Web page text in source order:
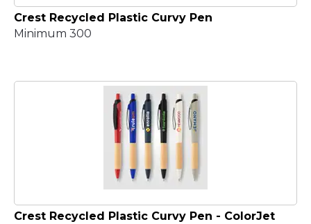
Crest Recycled Plastic Curvy Pen
Minimum 300
Crest Recycled Plastic Curvy Pen - ColorJet